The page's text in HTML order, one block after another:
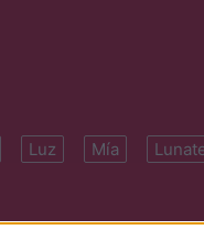
Luz Mía